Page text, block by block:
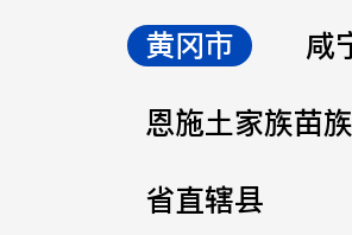
黄冈市
咸
恩施土家族苗
省直辖县